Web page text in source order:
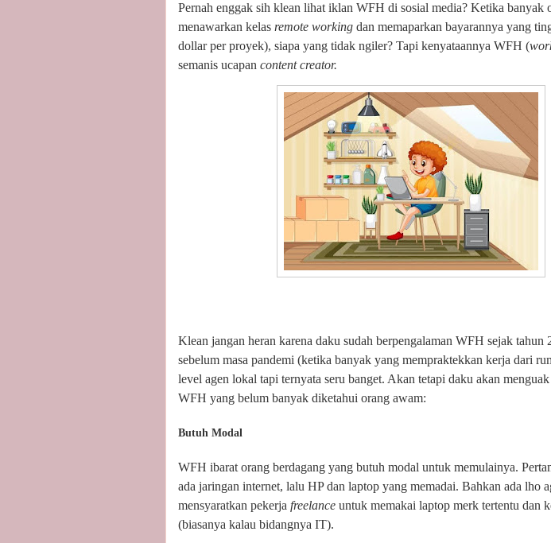
Pernah enggak sih klean lihat iklan WFH di sosial media? Ketika banyak
menawarkan kelas remote working dan memaparkan bayarannya yang
dollar per proyek), siapa yang tidak ngiler? Tapi kenyataannya WFH (
semanis ucapan content creator.
Klean jangan heran karena daku sudah berpengalaman WFH sejak tahun
sebelum masa pandemi (ketika banyak yang mempraktekkan kerja dari
level agen lokal tapi ternyata seru banget. Akan tetapi daku akan
WFH yang belum banyak diketahui orang awam:
Butuh Modal
WFH ibarat orang berdagang yang butuh modal untuk memulainya.
ada jaringan internet, lalu HP dan laptop yang memadai. Bahkan ada lho
mensyaratkan pekerja freelance untuk memakai laptop merk tertentu dan
(biasanya kalau bidangnya IT).